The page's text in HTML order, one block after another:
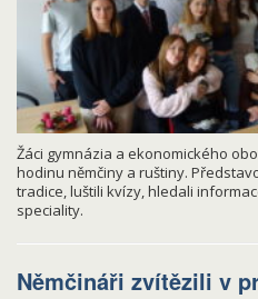
Žáci gymnázia a ekonomického
hodinu němčiny a ruštiny.
tradice, luštili kvízy, hledali
speciality.
Němčináři zvítězili v